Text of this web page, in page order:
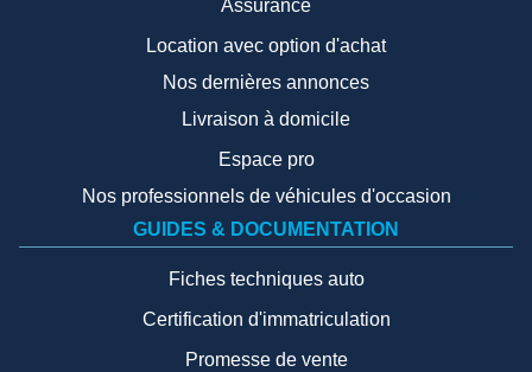
Assurance
Location avec option d'achat
Nos dernières annonces
Livraison à domicile
Espace pro
Nos professionnels de véhicules d'occasion
GUIDES & DOCUMENTATION
Fiches techniques auto
Certification d'immatriculation
Promesse de vente